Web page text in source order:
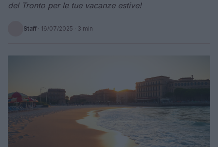
del Tronto per le tue vacanze estive!
Staff · 16/07/2025 · 3 min